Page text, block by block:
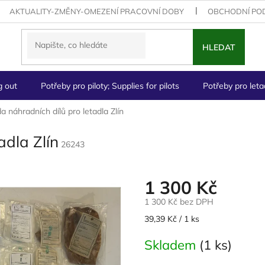
AKTUALITY-ZMĚNY-OMEZENÍ PRACOVNÍ DOBY OBCHODNÍ
HLEDAT
out Potřeby pro piloty; Supplies for pilots Potřeby pro
náhradních dílů pro letadla Zlín
Zlín 26243
1 300 Kč
1 300 Kč bez DPH
Měrná
39,39 Kč / 1 ks
Skladem (1 ks)